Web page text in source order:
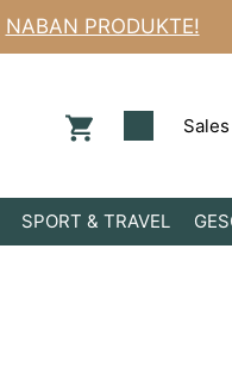
NABAN PRODUKTE!
Sales
SPORT & TRAVEL